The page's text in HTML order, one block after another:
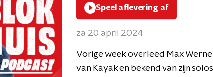
Speel aflevering af
za 20 april 2024
Vorige week overleed Max
van Kayak en bekend van zijn